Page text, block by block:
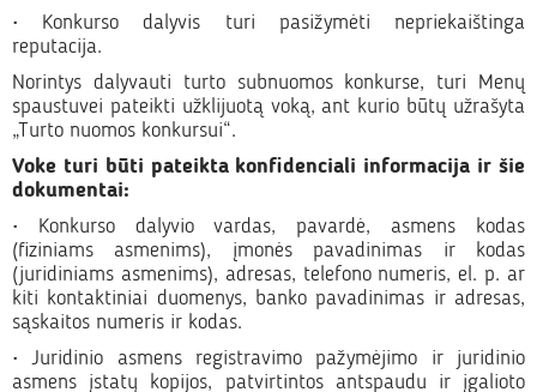
• Konkurso dalyvis turi pasižymėti nepriekaištinga
reputacija.
Norintys dalyvauti turto subnuomos konkurse, turi Menų
spaustuvei pateikti užklijuotą voką, ant kurio būtų užrašyta
„Turto nuomos konkursui“.
Voke turi būti pateikta konfidenciali informacija ir šie
dokumentai:
• Konkurso dalyvio vardas, pavardė, asmens kodas
(fiziniams asmenims), įmonės pavadinimas ir kodas
(juridiniams asmenims), adresas, telefono numeris, el. p. ar
kiti kontaktiniai duomenys, banko pavadinimas ir adresas,
sąskaitos numeris ir kodas.
• Juridinio asmens registravimo pažymėjimo ir juridinio
asmens įstatų kopijos, patvirtintos antspaudu ir įgalioto